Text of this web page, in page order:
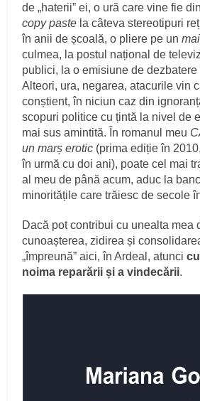
de „haterii” ei, o ură care vine fie
copy paste la câteva stereotipuri
în anii de școală, o pliere pe un
culmea, la postul național de
publici, la o emisiune de
Alteori, ura, negarea, atacurile vin
conștient, în niciun caz din
scopuri politice cu țintă la nivel de
mai sus amintită. În romanul meu
un marș erotic (prima ediție în
în urmă cu doi ani), poate cel mai
al meu de până acum, aduc la
minoritățile care trăiesc de secole
Dacă pot contribui cu unealta mea
cunoașterea, zidirea și
„împreună” aici, în Ardeal, atunci
noima reparării și a vindecării.